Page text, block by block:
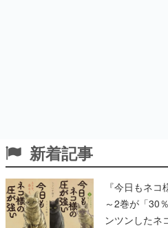
新着記事
『今日もネ
～2巻が「30
ンツンしたネ